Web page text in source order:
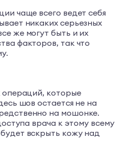
чаще всего ведет себя
никаких серьезных
же могут быть и их
факторов, так что
операций, которые
шов остается не на
на мошонке.
врача к этому всему
вскрыть кожу над